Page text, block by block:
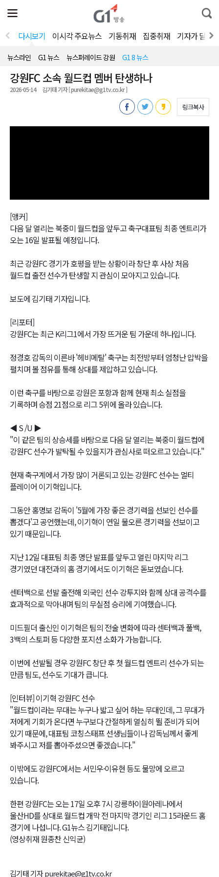
전
체
뉴
열
통
합
색
다시보기 이시각 주요뉴스 기동취재 집중취재 기자가 달려
뉴스라인 G1 뉴스 뉴스퍼레이드 강원 G1 8 뉴스
강원FC 소속 월드컵 멤버 탄생하나
2026-05-14 김기태 기자 [ purekitae@g1tv.co.kr ]
링크복사
[앵커]
다음 달 열리는 북중미 월드컵을 앞두고 축구대표팀 최종 엔트리가
오는 16일 발표될 예정입니다.
최근 강원FC 경기가 호평을 받는 상황이라 창단 후 사상 처음
월드컵 출전 선수가 탄생할 지 관심이 모아지고 있습니다.
보도에 김기태 기자입니다.
[리포터]
강원FC는 최근 K리그1에서 가장 뜨거운 팀 가운데 하나입니다.
정경호 감독의 이른바 '헤비메탈' 축구는 최전방부터 엄청난 압박을
펼치며 볼 점유를 통해 상대를 제압하고 있습니다.
이런 축구를 바탕으로 강원은 포항과 함께 현재 최소 실점을
기록하며 승점 21점으로 리그 5위에 올라 있습니다.
◀ S /U ▶
"이 같은 팀의 상승세를 바탕으로 다음 달 열리는 북중미 월드컵에
강원FC 선수가 발탁될 수 있을지가 관심사로 떠오르고 있습니다."
현재 축구계에서 가장 많이 거론되고 있는 강원FC 선수는 멀티
플레이어 이기혁입니다.
그동안 홍명보 감독이 '5월에 가장 좋은 경기력을 선보인 선수를
뽑겠다'고 공언했는데, 이기혁이 연일 물오른 경기력을 선보이고
있기 때문입니다.
지난 12일 대표팀 최종 명단 발표를 앞두고 열린 마지막 리그
경기였던 대전과의 홈 경기에서도 이기혁은 돋보였습니다.
센터백으로 선발 출전해 외국인 선수 강투지와 함께 상대 공격수를
효과적으로 막아내며 팀의 무실점 승리에 기여했습니다.
미드필더 출신인 이기혁은 팀의 전술 변화에 따라 센터백과 풀백,
3백의 스토퍼 등 다양한 포지션 소화가 가능합니다.
이번에 선발될 경우 강원FC 창단 후 첫 월드컵 엔트리 선수가 되는
만큼 팀도, 선수도 기대가 큽니다.
[인터뷰] 이기혁 강원FC 선수
"월드컵이라는 무대는 누구나 밟고 싶어 하는 무대인데, 그 무대가
저에게 기회가 온다면 누구보다 간절하게 열심히 뛸 준비가 되어
있기 때문에, 대표팀 코칭스태프 선생님들이나 감독님께서 좋게
봐주시고 저를 뽑아주셨으면 좋겠습니다."
이밖에도 강원FC에서는 서민우·이유현 등도 물망에 오르고
있습니다.
한편 강원FC는 오는 17일 오후 7시 강릉하이원아레나에서
울산HD를 상대로 월드컵 개막 전 마지막 경기인 리그 15라운드 홈
경기에 나섭니다. G1뉴스 김기태입니다.
(영상취재 원종찬 신익균)
김기태 기자 purekitae@g1tv.co.kr